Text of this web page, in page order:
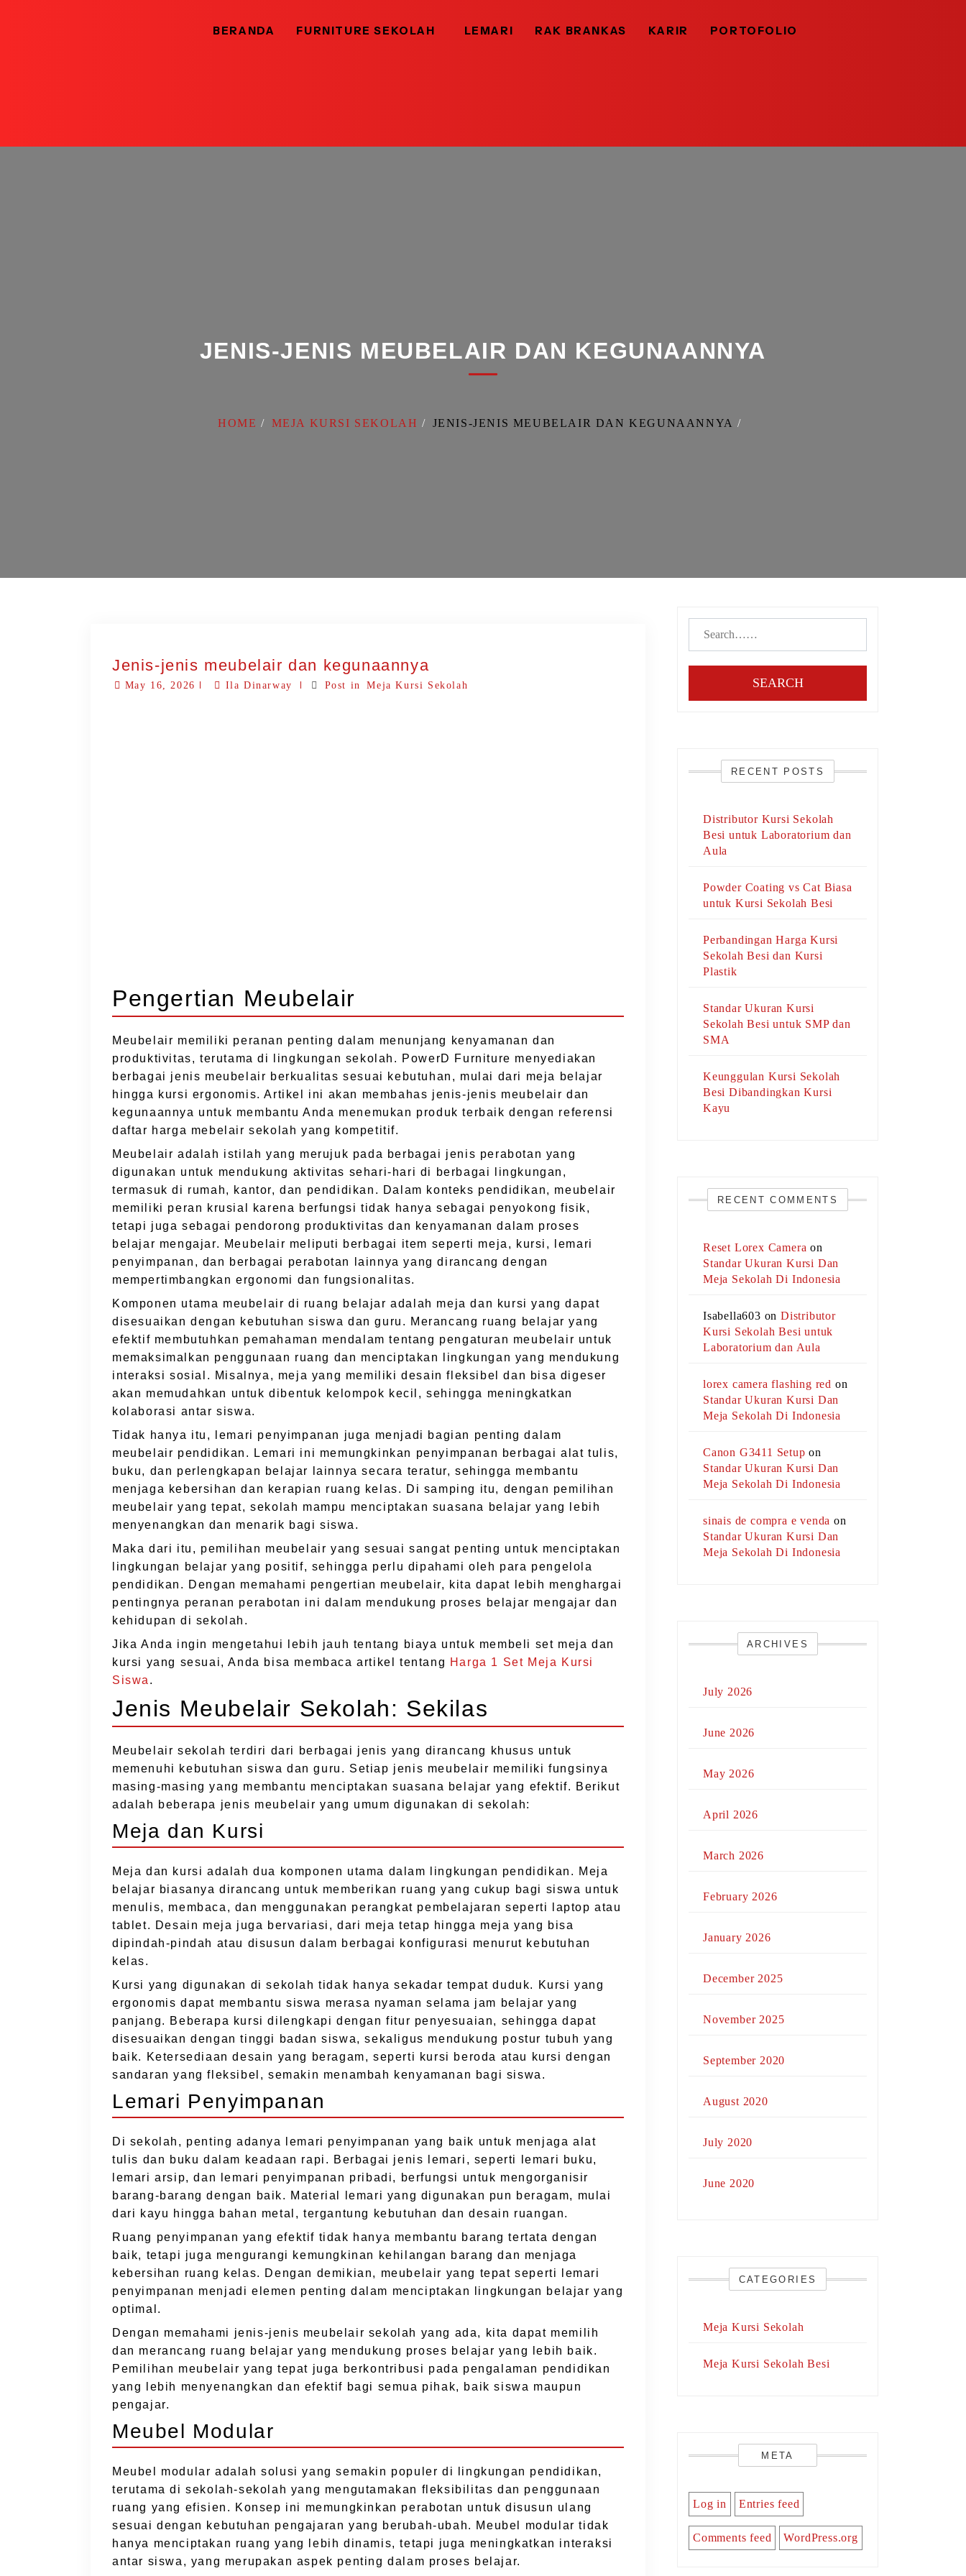
BERANDA FURNITURE SEKOLAH LEMARI RAK BRANKAS KARIR PORTOFOLIO
JENIS-JENIS MEUBELAIR DAN KEGUNAANNYA
HOME MEJA KURSI SEKOLAH JENIS-JENIS MEUBELAIR DAN KEGUNAANNYA
Jenis-jenis meubelair dan kegunaannya
May 16, 2026 Ila Dinarway Post in Meja Kursi Sekolah
Pengertian Meubelair
Meubelair memiliki peranan penting dalam menunjang kenyamanan dan
produktivitas, terutama di lingkungan sekolah. PowerD Furniture menyediakan
berbagai jenis meubelair berkualitas sesuai kebutuhan, mulai dari meja belajar
hingga kursi ergonomis. Artikel ini akan membahas jenis-jenis meubelair dan
kegunaannya untuk membantu Anda menemukan produk terbaik dengan referensi
daftar harga mebelair sekolah yang kompetitif.
Meubelair adalah istilah yang merujuk pada berbagai jenis perabotan yang
digunakan untuk mendukung aktivitas sehari-hari di berbagai lingkungan,
termasuk di rumah, kantor, dan pendidikan. Dalam konteks pendidikan, meubelair
memiliki peran krusial karena berfungsi tidak hanya sebagai penyokong fisik,
tetapi juga sebagai pendorong produktivitas dan kenyamanan dalam proses
belajar mengajar. Meubelair meliputi berbagai item seperti meja, kursi, lemari
penyimpanan, dan berbagai perabotan lainnya yang dirancang dengan
mempertimbangkan ergonomi dan fungsionalitas.
Komponen utama meubelair di ruang belajar adalah meja dan kursi yang dapat
disesuaikan dengan kebutuhan siswa dan guru. Merancang ruang belajar yang
efektif membutuhkan pemahaman mendalam tentang pengaturan meubelair untuk
memaksimalkan penggunaan ruang dan menciptakan lingkungan yang mendukung
interaksi sosial. Misalnya, meja yang memiliki desain fleksibel dan bisa digeser
akan memudahkan untuk dibentuk kelompok kecil, sehingga meningkatkan
kolaborasi antar siswa.
Tidak hanya itu, lemari penyimpanan juga menjadi bagian penting dalam
meubelair pendidikan. Lemari ini memungkinkan penyimpanan berbagai alat tulis,
buku, dan perlengkapan belajar lainnya secara teratur, sehingga membantu
menjaga kebersihan dan kerapian ruang kelas. Di samping itu, dengan pemilihan
meubelair yang tepat, sekolah mampu menciptakan suasana belajar yang lebih
menyenangkan dan menarik bagi siswa.
Maka dari itu, pemilihan meubelair yang sesuai sangat penting untuk menciptakan
lingkungan belajar yang positif, sehingga perlu dipahami oleh para pengelola
pendidikan. Dengan memahami pengertian meubelair, kita dapat lebih menghargai
pentingnya peranan perabotan ini dalam mendukung proses belajar mengajar dan
kehidupan di sekolah.
Jika Anda ingin mengetahui lebih jauh tentang biaya untuk membeli set meja dan
kursi yang sesuai, Anda bisa membaca artikel tentang Harga 1 Set Meja Kursi
Siswa .
Jenis Meubelair Sekolah: Sekilas
Meubelair sekolah terdiri dari berbagai jenis yang dirancang khusus untuk
memenuhi kebutuhan siswa dan guru. Setiap jenis meubelair memiliki fungsinya
masing-masing yang membantu menciptakan suasana belajar yang efektif. Berikut
adalah beberapa jenis meubelair yang umum digunakan di sekolah:
Meja dan Kursi
Meja dan kursi adalah dua komponen utama dalam lingkungan pendidikan. Meja
belajar biasanya dirancang untuk memberikan ruang yang cukup bagi siswa untuk
menulis, membaca, dan menggunakan perangkat pembelajaran seperti laptop atau
tablet. Desain meja juga bervariasi, dari meja tetap hingga meja yang bisa
dipindah-pindah atau disusun dalam berbagai konfigurasi menurut kebutuhan
kelas.
Kursi yang digunakan di sekolah tidak hanya sekadar tempat duduk. Kursi yang
ergonomis dapat membantu siswa merasa nyaman selama jam belajar yang
panjang. Beberapa kursi dilengkapi dengan fitur penyesuaian, sehingga dapat
disesuaikan dengan tinggi badan siswa, sekaligus mendukung postur tubuh yang
baik. Ketersediaan desain yang beragam, seperti kursi beroda atau kursi dengan
sandaran yang fleksibel, semakin menambah kenyamanan bagi siswa.
Lemari Penyimpanan
Di sekolah, penting adanya lemari penyimpanan yang baik untuk menjaga alat
tulis dan buku dalam keadaan rapi. Berbagai jenis lemari, seperti lemari buku,
lemari arsip, dan lemari penyimpanan pribadi, berfungsi untuk mengorganisir
barang-barang dengan baik. Material lemari yang digunakan pun beragam, mulai
dari kayu hingga bahan metal, tergantung kebutuhan dan desain ruangan.
Ruang penyimpanan yang efektif tidak hanya membantu barang tertata dengan
baik, tetapi juga mengurangi kemungkinan kehilangan barang dan menjaga
kebersihan ruang kelas. Dengan demikian, meubelair yang tepat seperti lemari
penyimpanan menjadi elemen penting dalam menciptakan lingkungan belajar yang
optimal.
Dengan memahami jenis-jenis meubelair sekolah yang ada, kita dapat memilih
dan merancang ruang belajar yang mendukung proses belajar yang lebih baik.
Pemilihan meubelair yang tepat juga berkontribusi pada pengalaman pendidikan
yang lebih menyenangkan dan efektif bagi semua pihak, baik siswa maupun
pengajar.
Meubel Modular
Meubel modular adalah solusi yang semakin populer di lingkungan pendidikan,
terutama di sekolah-sekolah yang mengutamakan fleksibilitas dan penggunaan
ruang yang efisien. Konsep ini memungkinkan perabotan untuk disusun ulang
sesuai dengan kebutuhan pengajaran yang berubah-ubah. Meubel modular tidak
hanya menciptakan ruang yang lebih dinamis, tetapi juga meningkatkan interaksi
antar siswa, yang merupakan aspek penting dalam proses belajar.
SEARCH
RECENT POSTS
Distributor Kursi Sekolah
Besi untuk Laboratorium dan
Aula
Powder Coating vs Cat Biasa
untuk Kursi Sekolah Besi
Perbandingan Harga Kursi
Sekolah Besi dan Kursi
Plastik
Standar Ukuran Kursi
Sekolah Besi untuk SMP dan
SMA
Keunggulan Kursi Sekolah
Besi Dibandingkan Kursi
Kayu
RECENT COMMENTS
Reset Lorex Camera on
Standar Ukuran Kursi Dan
Meja Sekolah Di Indonesia
Isabella603 onDistributor
Kursi Sekolah Besi untuk
Laboratorium dan Aula
lorex camera flashing red on
Standar Ukuran Kursi Dan
Meja Sekolah Di Indonesia
Canon G3411 Setup on
Standar Ukuran Kursi Dan
Meja Sekolah Di Indonesia
sinais de compra e venda on
Standar Ukuran Kursi Dan
Meja Sekolah Di Indonesia
ARCHIVES
July 2026
June 2026
May 2026
April 2026
March 2026
February 2026
January 2026
December 2025
November 2025
September 2020
August 2020
July 2020
June 2020
CATEGORIES
Meja Kursi Sekolah
Meja Kursi Sekolah Besi
META
Log in Entries feed
Comments feed WordPress.org